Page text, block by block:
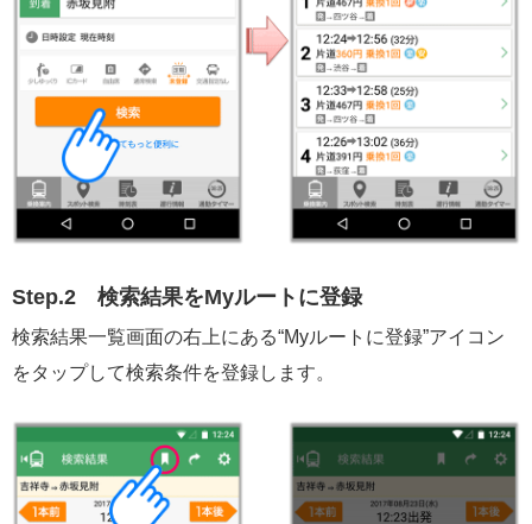
Step.2 検索結果をMyルートに登録
検索結果一覧画面の右上にある“Myルートに登録”アイコン
をタップして検索条件を登録します。